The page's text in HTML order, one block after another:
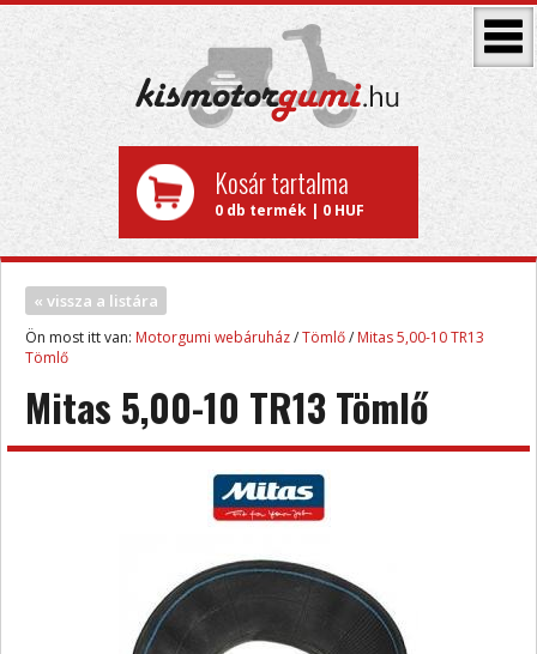
Kosár tartalma
0 db termék | 0 HUF
« vissza a listára
Ön most itt van: Motorgumi webáruház/Tömlő/ Mitas 5,00-10 TR13
Tömlő
Mitas 5,00-10 TR13 Tömlő